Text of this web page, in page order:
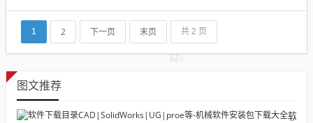
工程图，方法如下：1、先打开...
1 2 下一页 末页 共 2 页
图文推荐
软